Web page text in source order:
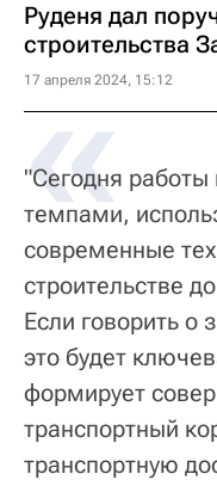
Руденя дал
строительства
17 апреля 2024, 15:12
«
"Сегодня
темпами,
современные
строительстве
Если говорить о
это будет
формирует
транспортный
транспортную